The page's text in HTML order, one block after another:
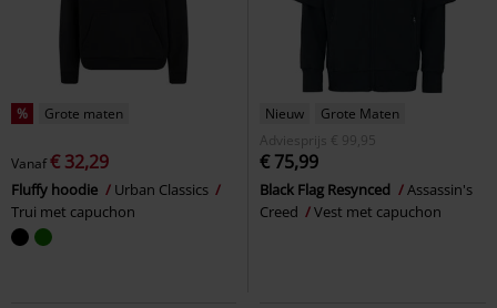
% Grote maten
Vanaf€ 32,29
Fluffy hoodie
Urban Classics
Trui met capuchon
Nieuw
Grote Maten
Adviesprijs
€ 99,95
€ 75,99
Black Flag Resynced
Assassin's
Creed
Vest met capuchon